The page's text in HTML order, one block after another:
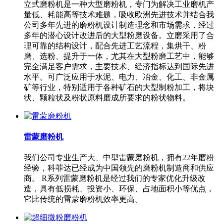
立式磨粉机是一种大型磨粉机，专门为解决工业磨机产
量低、耗能高等技术难题，吸收欧洲先进技术并结合我
公司多年先进的磨粉机设计制造理念和市场需求，经过
多年的潜心设计改进后的大型粉磨设备。立磨采用了合
理可靠的结构设计，配合先进工艺流程，集烘干、粉
磨、选粉、提升于一体，尤其在大型粉磨工艺中，能够
完全满足客户需求，主要技术、经济指标达到国际先进
水平。可广泛应用于水泥、电力、冶金、化工、非金属
矿等行业，特别适用于各种矿石的大型制粉加工，将块
状、颗粒状及粉状原料磨成所要求的粉状物料。
雷蒙磨粉机
我们公司专业生产大、中型雷蒙磨粉机，拥有22年磨粉
经验，科菲达已经成为中国领先的磨粉机制造商和供应
商。 R系列雷蒙磨粉机是经过我们的专家优化升级改
造，具有低损耗、投资小、环保、占地面积小等优点，
它比传统的雷蒙磨粉机效率更高。